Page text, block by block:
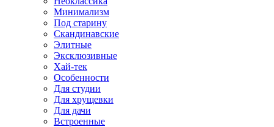
Минимализм
Под старину
Скандинавские
Элитные
Эксклюзивные
Хай-тек
Особенности
Для студии
Для хрущевки
Для дачи
Встроенные